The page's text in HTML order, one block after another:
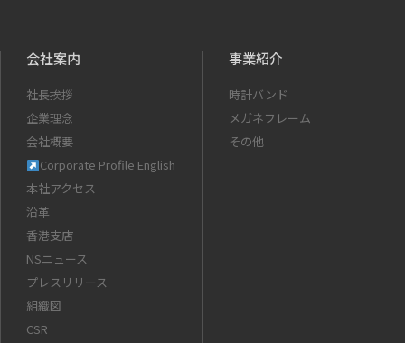
会社案内
社長挨拶
企業理念
会社概要
Corporate Profile English
本社アクセス
沿革
香港支店
NSニュース
プレスリリース
組織図
CSR
事業紹介
時計バンド
メガネフレーム
その他